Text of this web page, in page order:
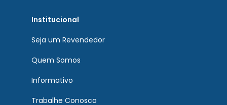
Institucional
Seja um Revendedor
Quem Somos
Informativo
Trabalhe Conosco